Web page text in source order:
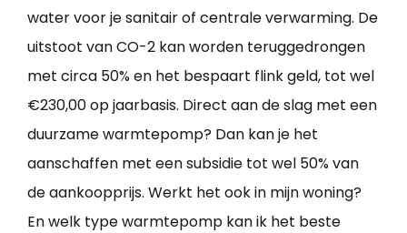
water voor je sanitair of centrale verwarming. De
uitstoot van CO-2 kan worden teruggedrongen
met circa 50% en het bespaart flink geld, tot wel
€230,00 op jaarbasis. Direct aan de slag met een
duurzame warmtepomp? Dan kan je het
aanschaffen met een subsidie tot wel 50% van
de aankoopprijs. Werkt het ook in mijn woning?
En welk type warmtepomp kan ik het beste